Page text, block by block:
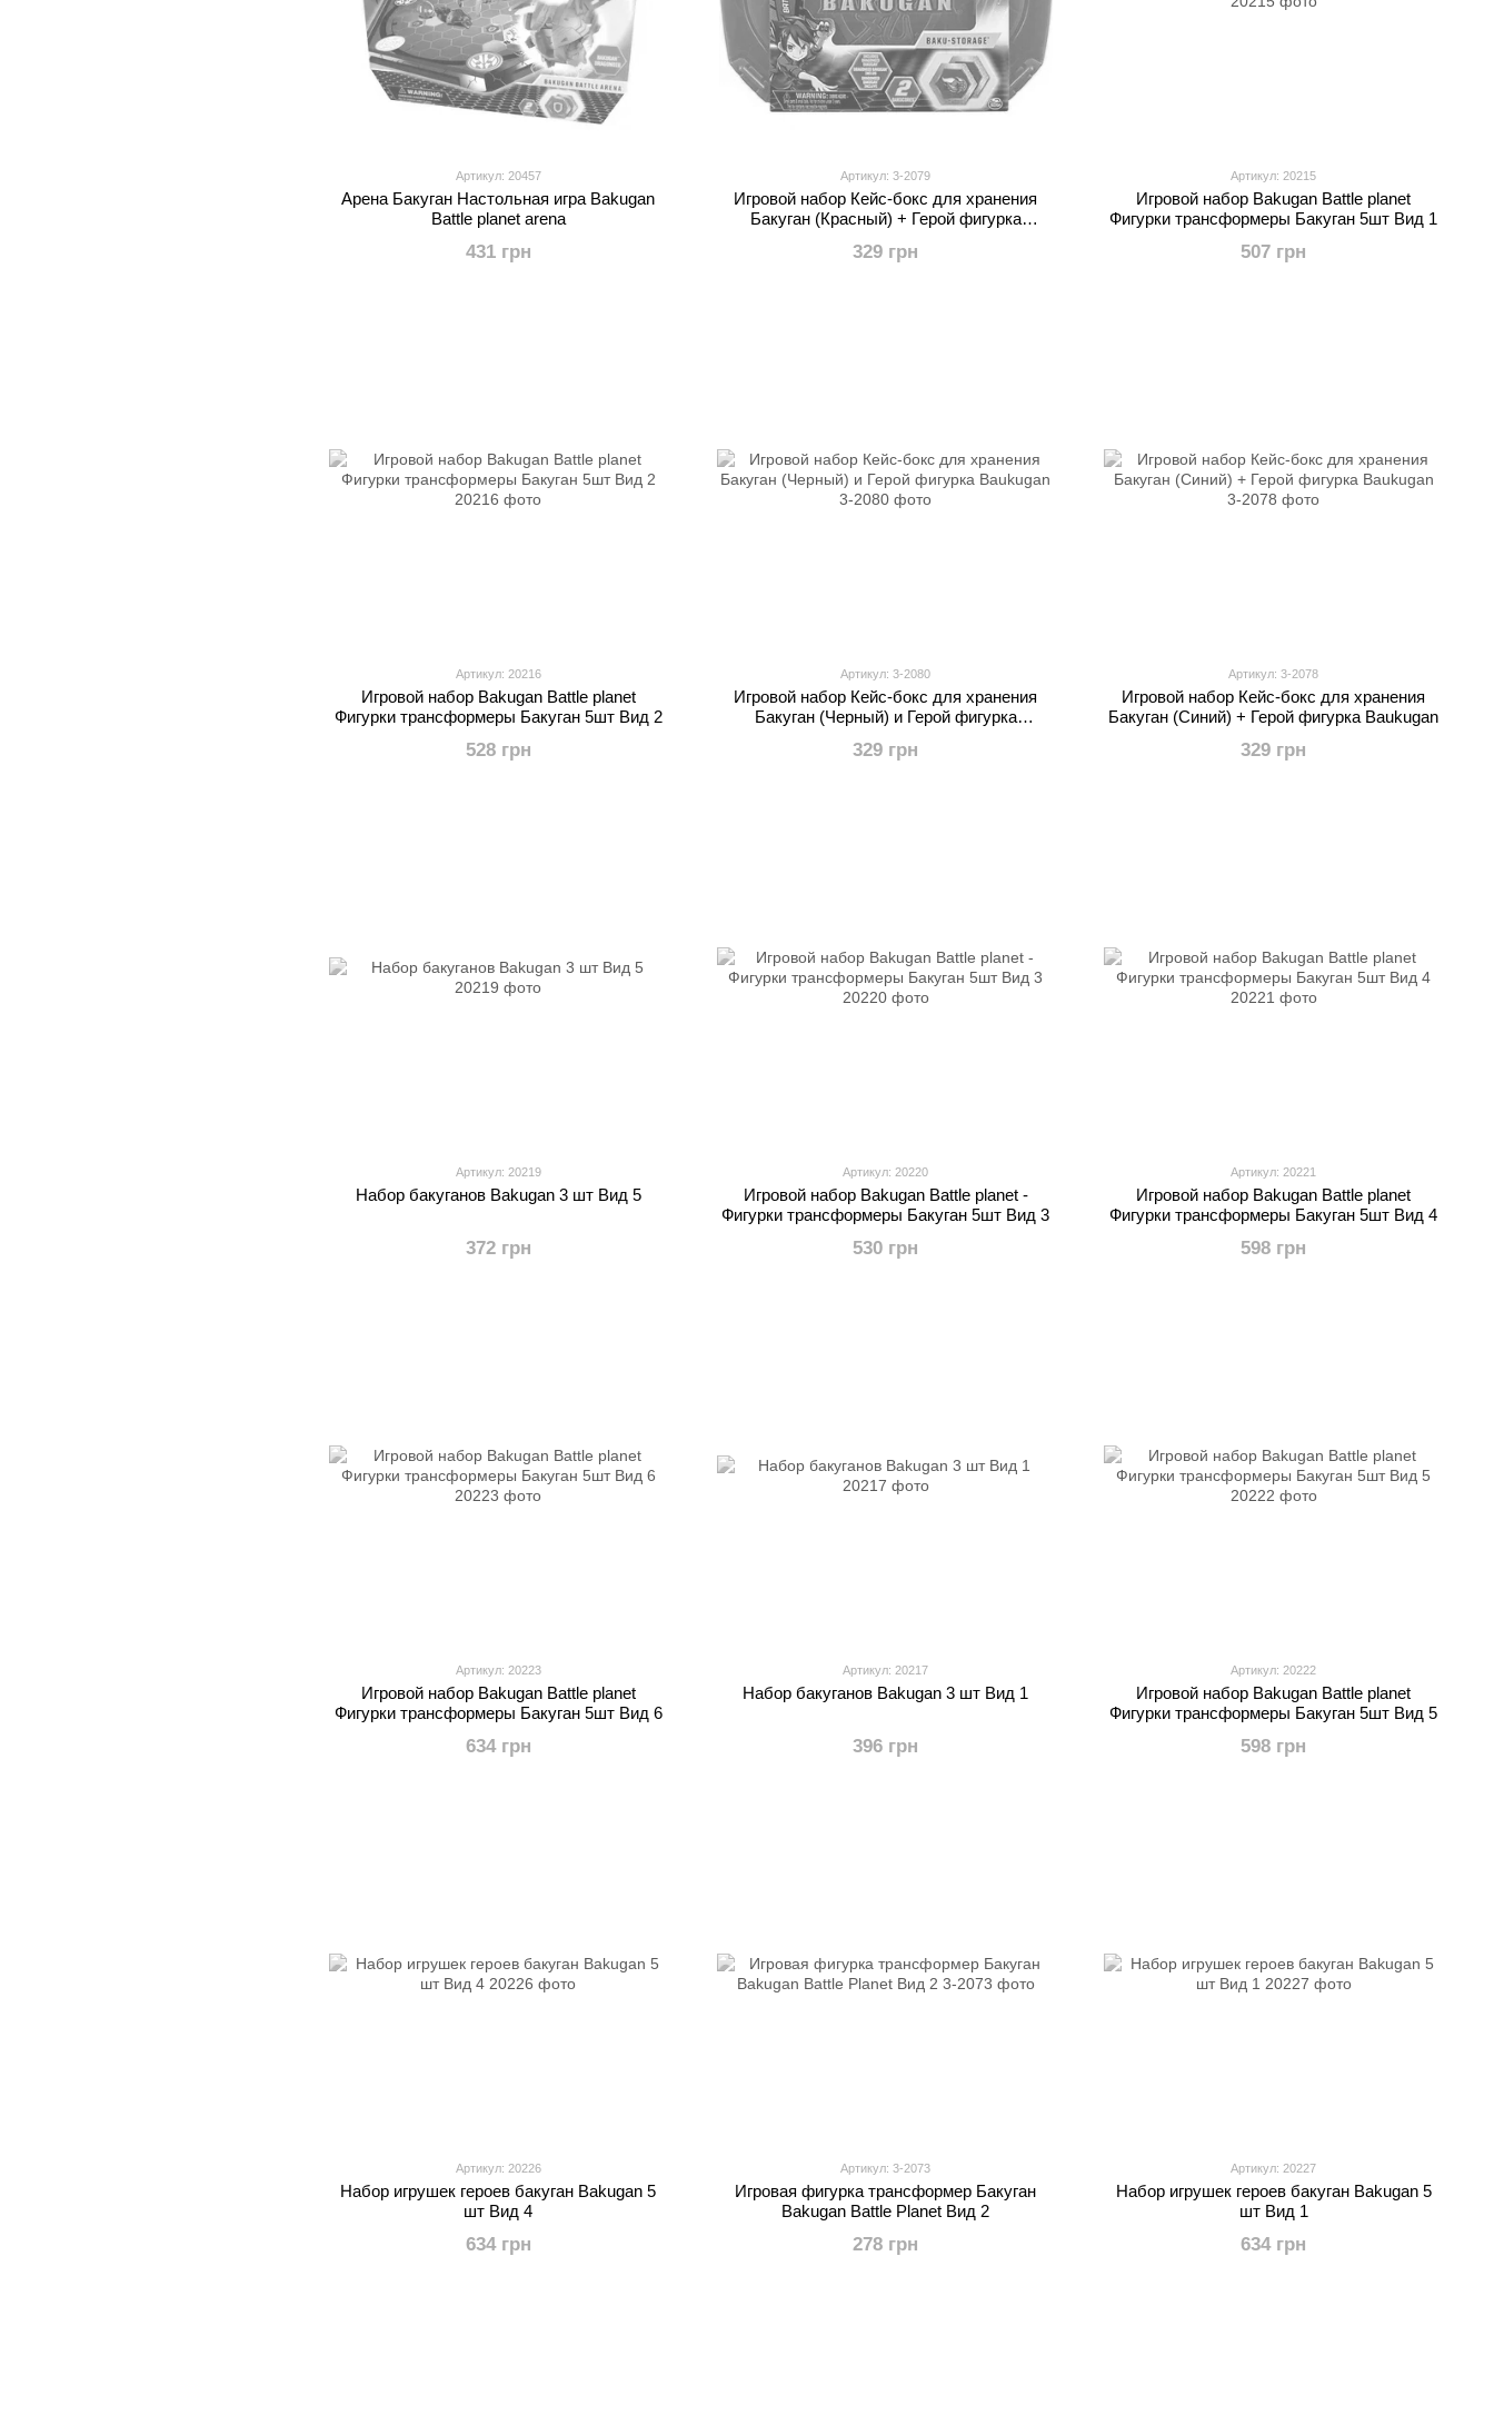
Артикул: 20457
Арена Бакуган Настольная игра Bakugan
Battle planet arena
431 грн
Артикул: 3-2079
Игровой набор Кейс-бокс для хранения
Бакуган (Красный) + Герой фигурка
329 грн
Артикул: 20215
Игровой набор Bakugan Battle planet
Фигурки трансформеры Бакуган 5шт Вид 1
507 грн
Артикул: 20216
Игровой набор Bakugan Battle planet
Фигурки трансформеры Бакуган 5шт Вид 2
528 грн
Артикул: 3-2080
Игровой набор Кейс-бокс для хранения
Бакуган (Черный) и Герой фигурка
329 грн
Артикул: 3-2078
Игровой набор Кейс-бокс для хранения
Бакуган (Синий) + Герой фигурка Baukugan
329 грн
Артикул: 20219
Набор бакуганов Bakugan 3 шт Вид 5
372 грн
Артикул: 20220
Игровой набор Bakugan Battle planet -
Фигурки трансформеры Бакуган 5шт Вид 3
530 грн
Артикул: 20221
Игровой набор Bakugan Battle planet
Фигурки трансформеры Бакуган 5шт Вид 4
598 грн
Артикул: 20223
Игровой набор Bakugan Battle planet
Фигурки трансформеры Бакуган 5шт Вид 6
634 грн
Артикул: 20217
Набор бакуганов Bakugan 3 шт Вид 1
396 грн
Артикул: 20222
Игровой набор Bakugan Battle planet
Фигурки трансформеры Бакуган 5шт Вид 5
598 грн
Артикул: 20226
Набор игрушек героев бакуган Bakugan 5
шт Вид 4
634 грн
Артикул: 3-2073
Игровая фигурка трансформер Бакуган
Bakugan Battle Planet Вид 2
278 грн
Артикул: 20227
Набор игрушек героев бакуган Bakugan 5
шт Вид 1
634 грн